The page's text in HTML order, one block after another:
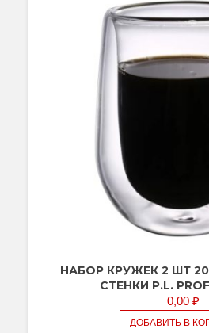
НАБОР КРУЖЕК 2 ШТ
СТЕНКИ P.L.
0,00 ₽
ДОБАВИТЬ В